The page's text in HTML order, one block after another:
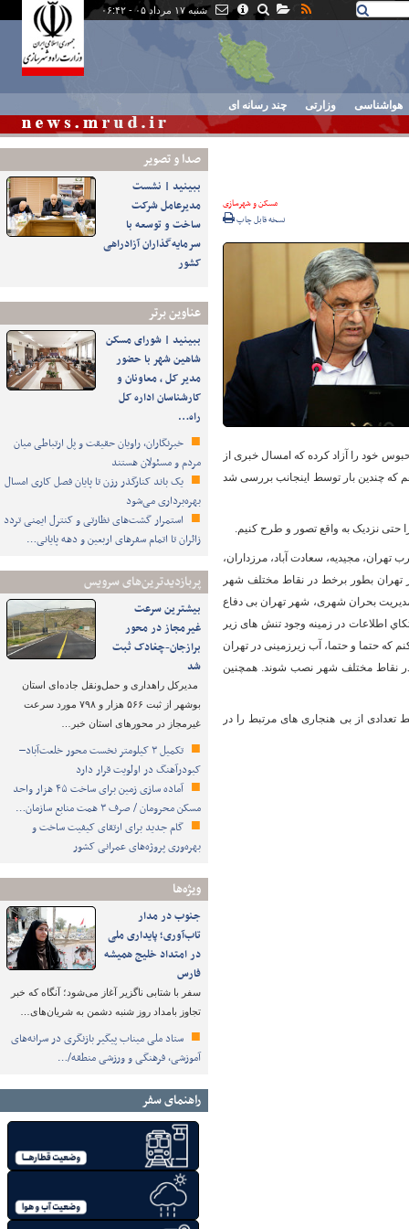
شنبه ۱۷ مرداد ۰۵ - ۰۶:۴۲
هواشناسی وزارتی چند رسانه ای
صدا و تصوير
ببینید | نشست
مدیرعامل شرکت
ساخت و توسعه با
سرمایه‌گذاران آزادراهی
کشور
عناوین برتر
ببینید | شورای مسکن
شاهین شهر با حضور
مدیر کل ، معاونان و
کارشناسان اداره کل
راه…
خبرنگاران، راویان حقیقت و پل ارتباطی میان
مردم و مسئولان هستند
یک باند کنارگذر رزن تا پایان فصل کاری امسال
بهره‌برداری می‌شود
استمرار گشت‌های نظارتی و کنترل ایمنی تردد
زائران تا اتمام سفرهای اربعین و دهه پایانی…
پربازدیدترین‌های سرویس
بیشترین سرعت
غیرمجاز در محور
برازجان-چغادک ثبت
شد
مدیرکل راهداری و حمل‌ونقل جاده‌ای استان
بوشهر از ثبت ۵۶۶ هزار و ۷۹۸ مورد سرعت
غیرمجاز در محورهای استان خبر…
تکمیل ۳ کیلومتر نخست محور خلعت‌آباد–
کبودرآهنگ در اولویت قرار دارد
آماده سازی زمین برای ساخت ۴۵ هزار واحد
مسکن محرومان / صرف ۳ همت منابع سازمان…
گام جدید برای ارتقای کیفیت ساخت و
بهره‌وری پروژه‌های عمرانی کشور
ویژه‌ها
جنوب در مدار
تاب‌آوری؛ پایداری ملی
در امتداد خلیج همیشه
فارس
سفر با شتابی ناگزیر آغاز می‌شود؛ آنگاه که خبر
تجاوز بامداد روز شنبه دشمن به شریان‌های…
ستاد ملی میناب پیگیر بازنگری در سرانه‌های
آموزشی، فرهنگی و ورزشی منطقه/…
راهنمای سفر
مسکن و شهرسازی
نسخه قابل چاپ
خود را آزاد کرده که امسال خبری از
که چندین بار توسط اینجانب بررسی شد
حتی نزدیک به واقع تصور و طرح كنيم.
تهران، مجیدیه، سعادت آباد، مرزداران،
تهران بطور برخط در نقاط مختلف شهر
بحران شهری، شهر تهران بی دفاع
اطلاعات در زمینه وجود تنش های زیر
که حتما و حتما، آب زیرزمینی در تهران
در نقاط مختلف شهر نصب شوند. همچنین
از بی هنجاری های مرتبط را در